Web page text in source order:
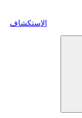
الاستكشاف